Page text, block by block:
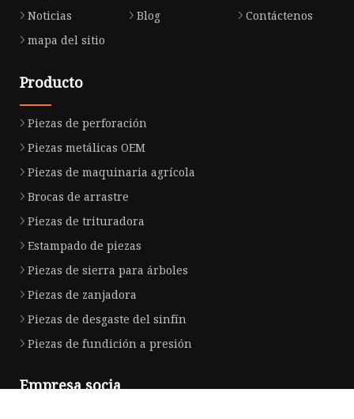
Noticias
Blog
Contáctenos
mapa del sitio
Producto
Piezas de perforación
Piezas metálicas OEM
Piezas de maquinaria agrícola
Brocas de arrastre
Piezas de trituradora
Estampado de piezas
Piezas de sierra para árboles
Piezas de zanjadora
Piezas de desgaste del sinfín
Piezas de fundición a presión
Empresa socia